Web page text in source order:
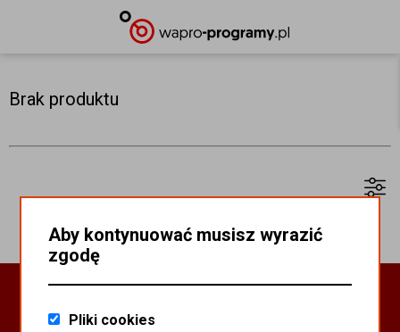
Brak produktu
PROGRAMY WAPRO ERP
Aby kontynuować musisz wyrazić
zgodę
Pliki cookies